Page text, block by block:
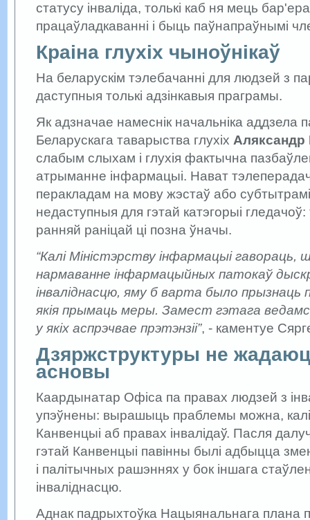
статусу інваліда, толькі каб ня мець
працаўладкаванні і быць паўнапраўнымі
Краіна глухіх чыноўнікаў
На беларускім тэлебачанні для людзей з
даступныя толькі адзінкавыя праграмы.
Як адзначае намеснік начальніка аддзела
Беларускага таварыства глухіх Аляксандр
слабым слыхам і глухія фактычна
атрыманне інфармацыі. Нават
перакладам на мову жэстаў або
недаступныя для гэтай катэгорыі
ранняй раніцай ці позна ўначы.
“Калі Міністэрству інфармацыі гавораць,
нармаванне інфармацыйных патокаў
інваліднасцю, яму б варта было прызнаць
якія прымаць меры. Замест гэтага
у якіх аспрэчвае прэтэнзіі”, - каментуе
Дзяржструктуры не
асновы
Каардынатар Офіса па правах людзей з
упэўнены: вырашыць праблемы можна,
Канвенцыі аб правах інвалідаў. Пасля
гэтай Канвенцыі павінны былі адбыцца
і палітычных рашэннях у бок іншага
інваліднасцю.
Аднак падрыхтоўка Нацыянальнага плана